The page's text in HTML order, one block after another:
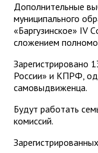
Дополнительные
муниципального
«Баргузинское» IV
сложением
Зарегистрировано
России» и КПРФ,
самовыдвиженца.
Будут работать
комиссий.